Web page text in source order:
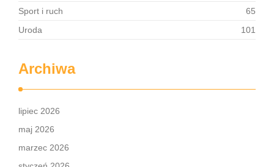
Sport i ruch
65
Uroda
101
Archiwa
lipiec 2026
maj 2026
marzec 2026